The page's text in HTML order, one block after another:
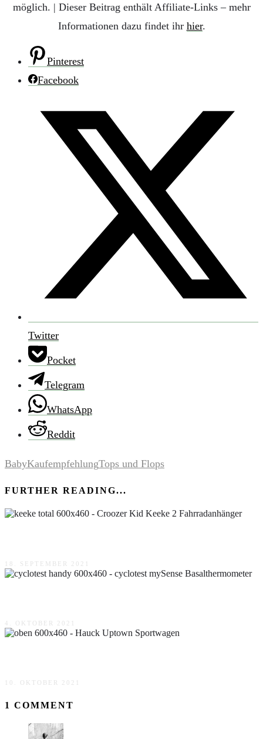
möglich. | Dieser Beitrag enthält Affiliate-Links – mehr
Informationen dazu findet ihr hier.
Pinterest
Facebook
Twitter
Pocket
Telegram
WhatsApp
Reddit
BabyKaufempfehlungTops und Flops
FURTHER READING...
18. SEPTEMBER 2021
4. OKTOBER 2021
10. OKTOBER 2021
1 COMMENT